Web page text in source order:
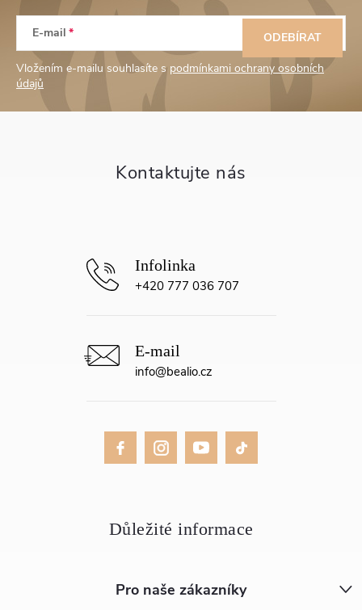
p
E-mail
Vložením e-mailu souhlasíte s podmínkami ochrany osobních
údajů
ODEBÍRAT
Pro naše zákazníky
info@bealio.cz
+420 777 036 707